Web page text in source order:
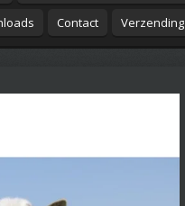
Contact Verzending